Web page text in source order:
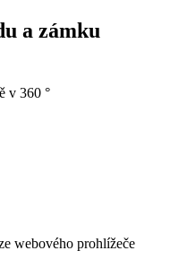
a zámku
v 360 °
webového prohlížeče